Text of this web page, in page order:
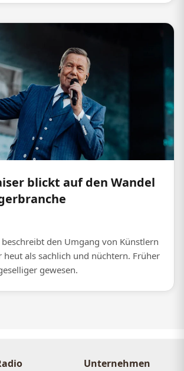
blickt auf den Wandel
beschreibt den Umgang von Künstlern
heut als sachlich und nüchtern. Früher
gewesen.
Unternehmen